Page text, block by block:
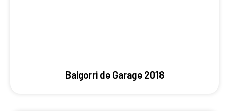
Baigorri de Garage 2018